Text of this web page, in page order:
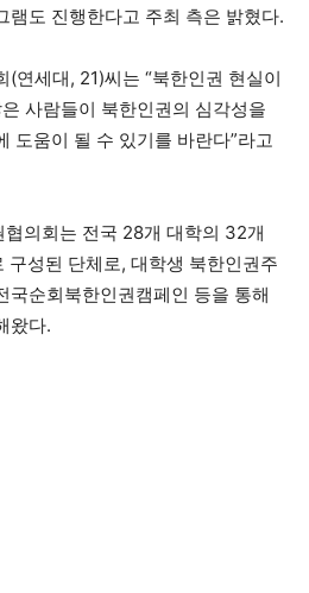
램도 진행한다고 주최 측은 밝혔다.
(연세대, 21)씨는 “북한인권 현실이
사람들이 북한인권의 심각성을
도움이 될 수 있기를 바란다”라고
의회는 전국 28개 대학의 32개
구성된 단체로, 대학생 북한인권주
국순회북한인권캠페인 등을 통해
왔다.